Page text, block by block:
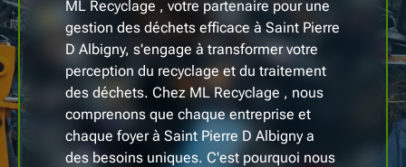
ML Recyclage , votre partenaire pour une
gestion des déchets efficace à Saint Pierre
D Albigny, s'engage à transformer votre
perception du recyclage et du traitement
des déchets. Chez ML Recyclage , nous
comprenons que chaque entreprise et
chaque foyer à Saint Pierre D Albigny a
des besoins uniques. C'est pourquoi nous